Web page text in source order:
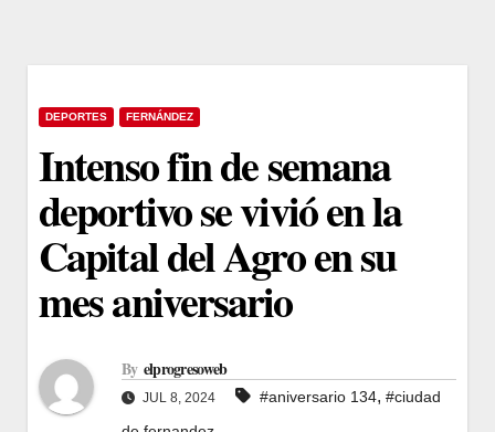
DEPORTES FERNÁNDEZ
Intenso fin de semana
deportivo se vivió en la
Capital del Agro en su
mes aniversario
By elprogresoweb
JUL 8, 2024 #aniversario 134, #ciudad